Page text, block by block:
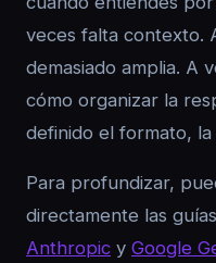
veces falta contexto.
demasiado amplia. A
cómo organizar la
definido el formato,
Para profundizar,
directamente las
Anthropic y Google